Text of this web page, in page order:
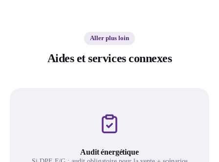
Aller plus loin
Aides et services connexes
Audit énergétique